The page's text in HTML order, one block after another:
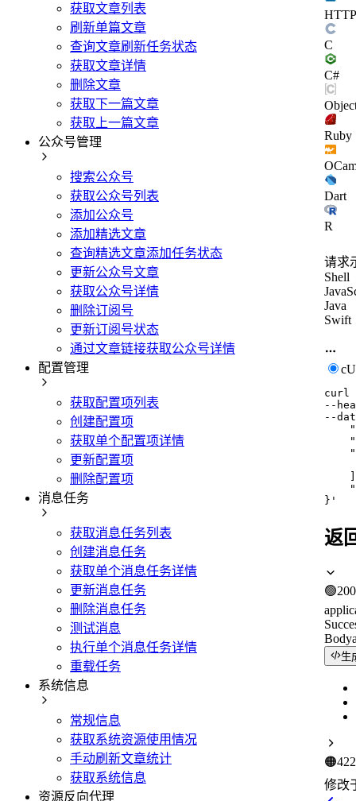
获取文章列表
刷新单篇文章
查询文章刷新任务状态
获取文章详情
删除文章
获取下一篇文章
获取上一篇文章
公众号管理
搜索公众号
获取公众号列表
添加公众号
添加精选文章
查询精选文章添加任务状态
更新公众号文章
获取公众号详情
删除订阅号
更新订阅号状态
通过文章链接获取公众号详情
配置管理
获取配置项列表
创建配置项
获取单个配置项详情
更新配置项
删除配置项
消息任务
获取消息任务列表
创建消息任务
获取单个消息任务详情
更新消息任务
删除消息任务
测试消息
执行单个消息任务详情
重载任务
系统信息
常规信息
获取系统资源使用情况
手动刷新文章统计
获取系统信息
资源反向代理
HTTP
C
C#
Ruby
Dart
R
请求
Shell
Java
Swift
curl
--
--
}'
返
🟢200
Body
生
🟠422
修改